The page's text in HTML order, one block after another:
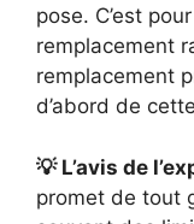
pose. C’est
remplacement
remplacement
d’abord de
💡 L’avis de
promet de tout